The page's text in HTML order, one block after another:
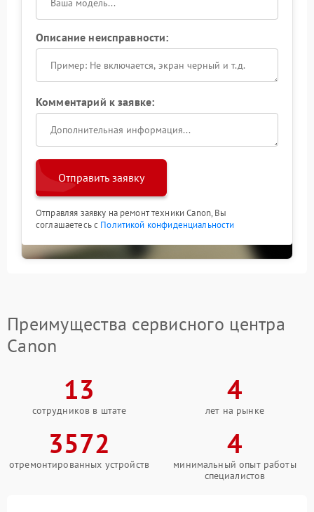
Описание неисправности:
Комментарий к заявке:
Отправить заявку
Отправляя заявку на ремонт техники Canon, Вы
соглашаетесь с Политикой конфиденциальности
Преимущества сервисного центра
Canon
13
сотрудников в штате
4
лет на рынке
3572
отремонтированных устройств
4
минимальный опыт работы
специалистов